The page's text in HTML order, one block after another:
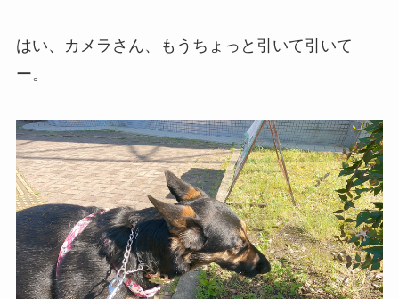
はい、カメラさん、もうちょっと引いて引いて
ー。